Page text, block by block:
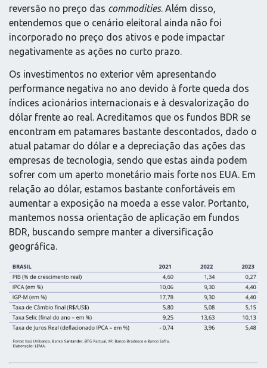
reversão no preço das commodities. Além disso,
entendemos que o cenário eleitoral ainda não foi
incorporado no preço dos ativos e pode impactar
negativamente as ações no curto prazo.
Os investimentos no exterior vêm apresentando
performance negativa no ano devido à forte queda dos
índices acionários internacionais e à desvalorização do
dólar frente ao real. Acreditamos que os fundos BDR se
encontram em patamares bastante descontados, dado o
atual patamar do dólar e a depreciação das ações das
empresas de tecnologia, sendo que estas ainda podem
sofrer com um aperto monetário mais forte nos EUA. Em
relação ao dólar, estamos bastante confortáveis em
aumentar a exposição na moeda a esse valor. Portanto,
mantemos nossa orientação de aplicação em fundos
BDR, buscando sempre manter a diversificação
geográfica.